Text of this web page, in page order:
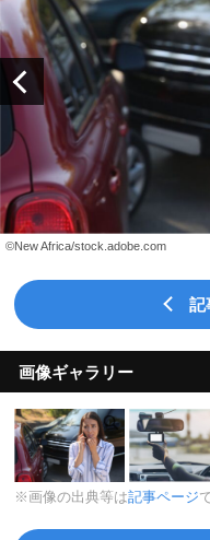
©New Africa/stock.adobe.com
記
画像ギャラリー
※画像の出典等は記事ページ